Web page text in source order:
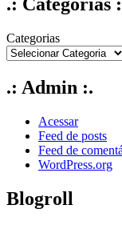
.: Categorias
Categorias
.: Admin :.
Acessar
Feed de posts
Feed de
WordPress.org
Blogroll